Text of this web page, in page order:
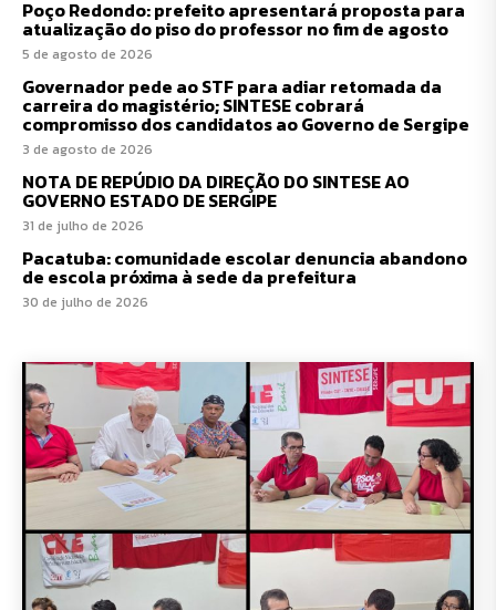
Poço Redondo: prefeito apresentará proposta para
atualização do piso do professor no fim de agosto
5 de agosto de 2026
Governador pede ao STF para adiar retomada da
carreira do magistério; SINTESE cobrará
compromisso dos candidatos ao Governo de Sergipe
3 de agosto de 2026
NOTA DE REPÚDIO DA DIREÇÃO DO SINTESE AO
GOVERNO ESTADO DE SERGIPE
31 de julho de 2026
Pacatuba: comunidade escolar denuncia abandono
de escola próxima à sede da prefeitura
30 de julho de 2026